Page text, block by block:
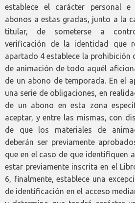
establece el carácter personal
abonos a estas gradas, junto a la
titular, de someterse a
verificación de la identidad que
apartado 4 establece la prohibición
de animación de todo aquél
de un abono de temporada. En el
una serie de obligaciones, en
de un abono en esta zona
aceptar, y entre las mismas, con
de que los materiales de
deberán ser previamente
que en el caso de que identifiquen
estar previamente inscrita en el
6, finalmente, establece una
de identificación en el acceso